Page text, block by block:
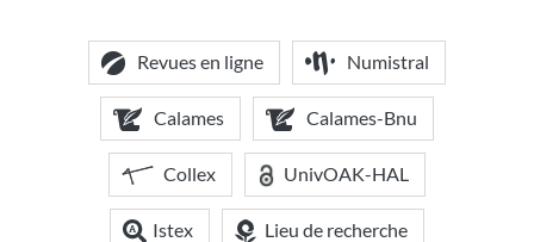
Revues en ligne Numistral
Calames Calames-Bnu
Collex UnivOAK-HAL
Istex Lieu de recherche